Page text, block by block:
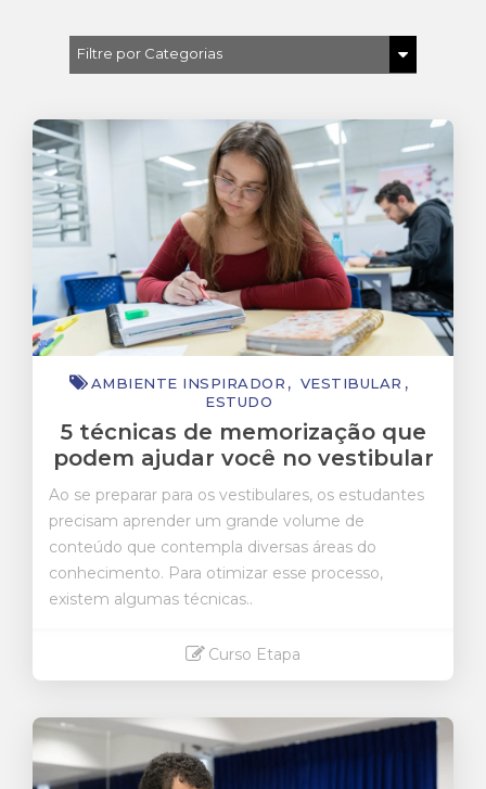
Filtre por Categorias
Ambiente inspirador
Estudo
Vestibular
AMBIENTE INSPIRADOR
VESTIBULAR
ESTUDO
5 técnicas de memorização que
podem ajudar você no vestibular
Ao se preparar para os vestibulares, os estudantes
precisam aprender um grande volume de
conteúdo que contempla diversas áreas do
conhecimento. Para otimizar esse processo,
existem algumas técnicas..
Curso Etapa